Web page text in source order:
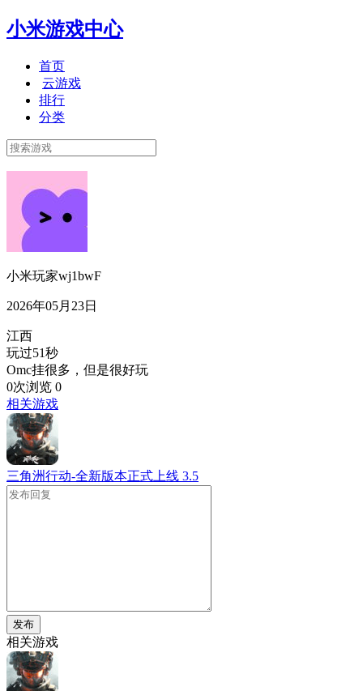
小米游戏中心
首页
云游戏
排行
分类
小米玩家wj1bwF
2026年05月23日
江西
玩过51秒
Omc挂很多，但是很好玩
0次浏览 0
相关游戏
三角洲行动-全新版本正式上线 3.5
发布
相关游戏